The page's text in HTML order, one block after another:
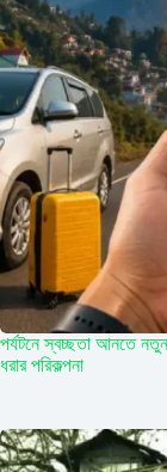
পর্যটনে স্বচ্ছতা আনতে
ধরার পরিকল্পনা